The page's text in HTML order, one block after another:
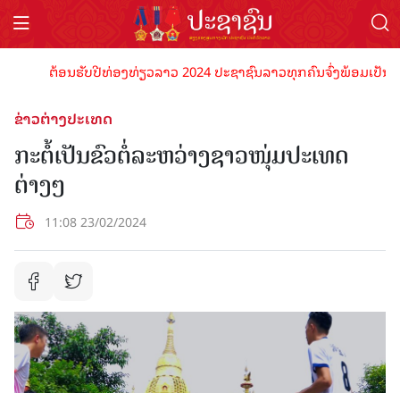
ຕ້ອນຮັບປີທ່ອງທ່ຽວລາວ 2024 ປະຊາຊົນລາວທຸກຄົນຈົ່ງພ້ອມເປັນເຈົ້
ຂ່າວຕ່າງປະເທດ
ກະຕໍ້ເປັນຂົວຕໍ່ລະຫວ່າງຊາວໜຸ່ມປະເທດ
ຕ່າງໆ
11:08 23/02/2024